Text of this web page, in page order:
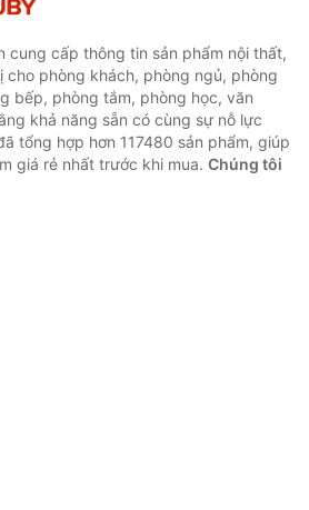
cung cấp thông tin sản phẩm nội thất,
phòng khách, phòng ngủ, phòng
bếp, phòng tắm, phòng học, văn
khả năng sẵn có cùng sự nỗ lực
tổng hợp hơn 117480 sản phẩm, giúp
giá rẻ nhất trước khi mua. Chúng tôi